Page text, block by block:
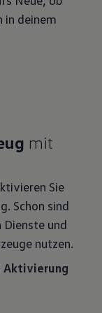
in deinem
mit
Sie
Schon sind
und
nutzen.
Aktivierung